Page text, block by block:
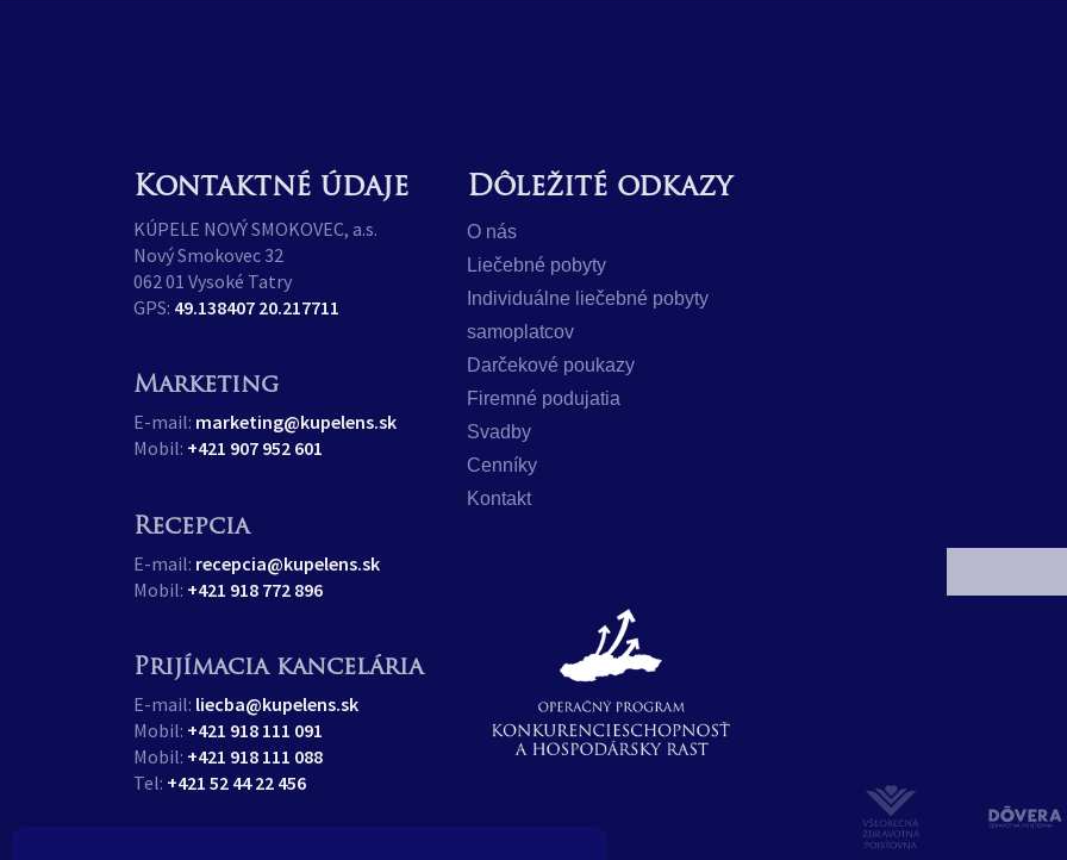
Kontaktné údaje
KÚPELE NOVÝ SMOKOVEC, a.s.
Nový Smokovec 32
062 01 Vysoké Tatry
GPS: 49.138407 20.217711
Marketing
E-mail: marketing@kupelens.sk
Mobil: +421 907 952 601
Recepcia
E-mail: recepcia@kupelens.sk
Mobil: +421 918 772 896
Prijímacia kancelária
E-mail: liecba@kupelens.sk
Mobil: +421 918 111 091
Mobil: +421 918 111 088
Tel: +421 52 44 22 456
Dôležité odkazy
O nás
Liečebné pobyty
Individuálne liečebné pobyty
samoplatcov
Darčekové poukazy
Firemné podujatia
Svadby
Cenníky
Kontakt